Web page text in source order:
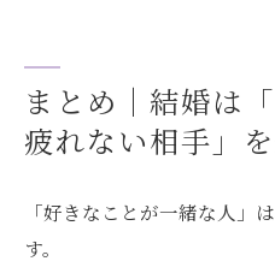
まとめ｜結婚は
疲れない相手」
「好きなことが一緒な人」
す。